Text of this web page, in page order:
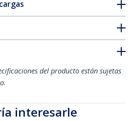
del producto están sujetas
interesarle